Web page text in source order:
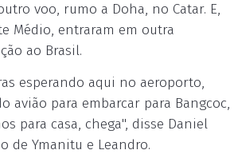
voo, rumo a Doha, no Catar. E,
Médio, entraram em outra
ao Brasil.
esperando aqui no aeroporto,
avião para embarcar para Bangcoc,
para casa, chega", disse Daniel
de Ymanitu e Leandro.